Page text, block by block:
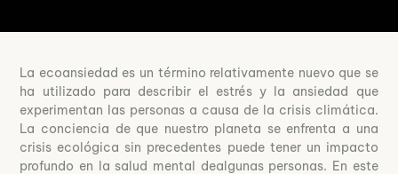
La ecoansiedad es un término relativamente nuevo que se
ha utilizado para describir el estrés y la ansiedad que
experimentan las personas a causa de la crisis climática.
La conciencia de que nuestro planeta se enfrenta a una
crisis ecológica sin precedentes puede tener un impacto
profundo en la salud mental dealgunas personas. En este